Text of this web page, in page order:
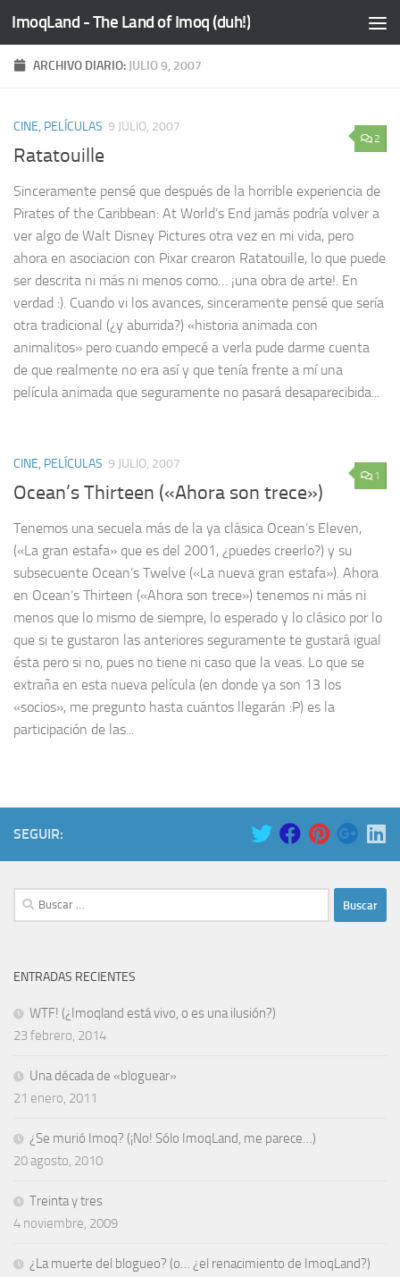
Saltar al contenido
ImoqLand - The Land of Imoq (duh!)
ARCHIVO DIARIO: JULIO 9, 2007
2
CINE, PELÍCULAS 9 JULIO, 2007
Ratatouille
Sinceramente pensé que después de la horrible experiencia de
Pirates of the Caribbean: At World’s End jamás podría volver a
ver algo de Walt Disney Pictures otra vez en mi vida, pero
ahora en asociacion con Pixar crearon Ratatouille, lo que puede
ser descrita ni más ni menos como… ¡una obra de arte!. En
verdad :). Cuando vi los avances, sinceramente pensé que sería
otra tradicional (¿y aburrida?) «historia animada con
animalitos» pero cuando empecé a verla pude darme cuenta
de que realmente no era así y que tenía frente a mí una
película animada que seguramente no pasará desaparecibida...
1
CINE, PELÍCULAS 9 JULIO, 2007
Ocean’s Thirteen («Ahora son trece»)
Tenemos una secuela más de la ya clásica Ocean’s Eleven,
(«La gran estafa» que es del 2001, ¿puedes creerlo?) y su
subsecuente Ocean’s Twelve («La nueva gran estafa»). Ahora
en Ocean’s Thirteen («Ahora son trece») tenemos ni más ni
menos que lo mismo de siempre, lo esperado y lo clásico por lo
que si te gustaron las anteriores seguramente te gustará igual
ésta pero si no, pues no tiene ni caso que la veas. Lo que se
extraña en esta nueva película (en donde ya son 13 los
«socios», me pregunto hasta cuántos llegarán :P) es la
participación de las...
SEGUIR:
Buscar:
ENTRADAS RECIENTES
WTF! (¿Imoqland está vivo, o es una ilusión?)
23 febrero, 2014
Una década de «bloguear»
21 enero, 2011
¿Se murió Imoq? (¡No! Sólo ImoqLand, me parece…)
20 agosto, 2010
Treinta y tres
4 noviembre, 2009
¿La muerte del blogueo? (o… ¿el renacimiento de ImoqLand?)